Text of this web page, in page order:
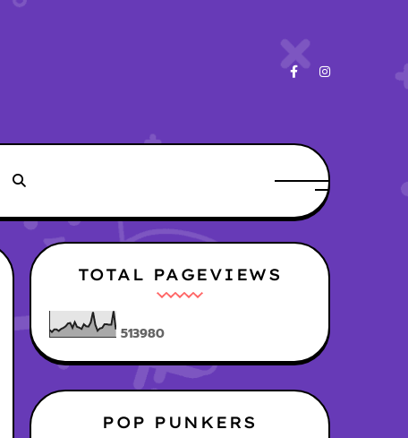
TOTAL PAGEVIEWS
513980
POP PUNKERS